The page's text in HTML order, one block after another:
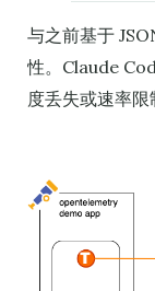
与之前基于
性。Claude
度丢失或速率限